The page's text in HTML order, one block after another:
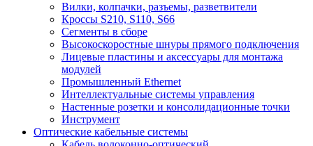
Вилки, колпачки, разъемы, разветвители
Кроссы S210, S110, S66
Сегменты в сборе
Высокоскоростные шнуры прямого подключения
Лицевые пластины и аксессуары для монтажа
модулей
Промышленный Ethernet
Интеллектуальные системы управления
Настенные розетки и консолидационные точки
Инструмент
Оптические кабельные системы